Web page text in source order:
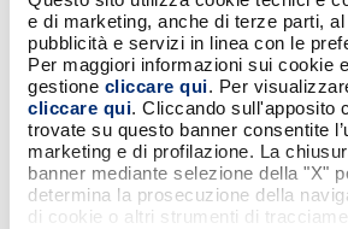
e di marketing, anche di terze parti,
pubblicità e servizi in linea con le
Per maggiori informazioni sui cookie
gestione cliccare qui. Per
cliccare qui. Cliccando sull'apposito
trovate su questo banner consentite
marketing e di profilazione. La
banner mediante selezione della "X"
determina la prosecuzione della
di cookie o altri strumenti di
verso la Pubblica
pagoPA, in un contesto
conforme agli standard
Il modello valorizza il
cliente e banca — senza
aggiuntivi — e si fonda
consolidata del circuito